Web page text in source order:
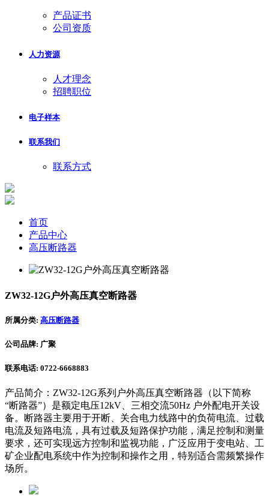
产品证书
公司资质
人力资源
人才理念
招聘职位
电子样本
联系我们
联系方式
首页
产品中心
高压断路器
ZW32-12G户外高压真空断路器
所属分类: 高压断路器
公司品牌: 广聚
联系电话: 0722-6668883
产品简介：ZW32-12G系列户外高压真空断路器（以下简称
“断路器”）是额定电压12kV、三相交流50Hz 户外配电开关设
备。断路器主要用于开断、关合电力线路中的负荷电流、过载
电流及短路电流，具有过载及短路保护功能，满足控制和测量
要求，还可实现远方控制和监视功能，广泛应用于变电站、工
矿企业配电系统中作为控制和操作之用，特别适合需频繁操作
场所。